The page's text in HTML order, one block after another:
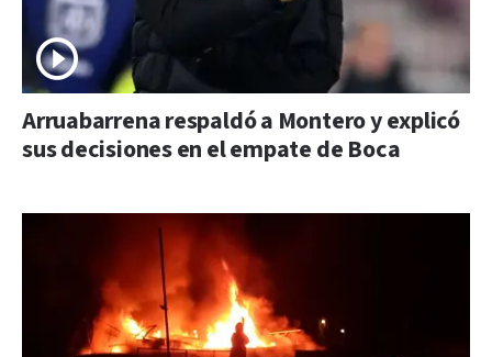
Arruabarrena respaldó a Montero y explicó
sus decisiones en el empate de Boca